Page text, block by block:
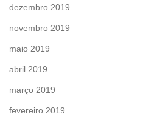
dezembro 2019
novembro 2019
maio 2019
abril 2019
março 2019
fevereiro 2019